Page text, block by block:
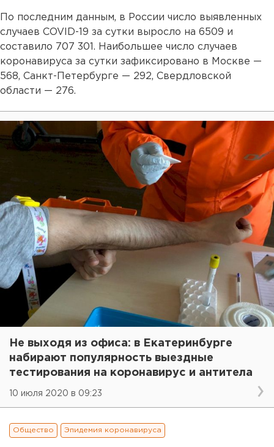
По последним данным, в России число выявленных
случаев COVID-19 за сутки выросло на 6509 и
составило 707 301. Наибольшее число случаев
коронавируса за сутки зафиксировано в Москве —
568, Санкт-Петербурге — 292, Свердловской
области — 276.
Не выходя из офиса: в Екатеринбурге
набирают популярность выездные
тестирования на коронавирус и антитела
10 июля 2020 в 09:23
Общество Эпидемия коронавируса